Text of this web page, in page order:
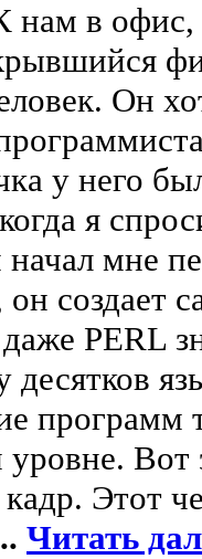
в офис,
Он
у него
я
мне
создает
PERL
программ
Этот
Читать